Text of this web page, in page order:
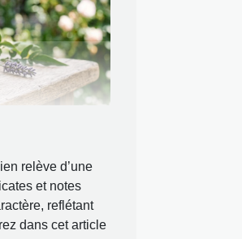
relève d’une
et notes
reflétant
dans cet article